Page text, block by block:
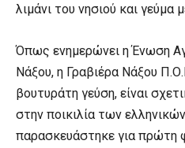
λιμάνι του νησιού και
Όπως ενημερώνει η Ένωση
Νάξου, η Γραβιέρα Νάξου
βουτυράτη γεύση, είναι
στην ποικιλία των
παρασκευάστηκε για πρώτη